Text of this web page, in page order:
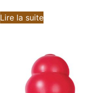
Lire la suite